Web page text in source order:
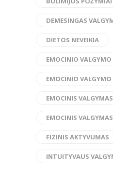
DEMESINGAS
DIETOS NEVEIKIA
EMOCINIO
EMOCINIO VALGYMO
EMOCINIS VALGYMAS
EMOCINIS
FIZINIS AKTYVUMAS
INTUITYVAUS